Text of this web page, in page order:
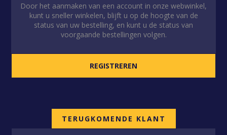
Door het aanmaken van een account in onze webwinkel,
kunt u sneller winkelen, blijft u op de hoogte van de
status van uw bestelling, en kunt u de status van
voorgaande bestellingen volgen.
TERUGKOMENDE KLANT